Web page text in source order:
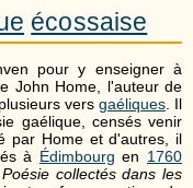
écossaise
pour y enseigner à
John Home, l'auteur de
vers gaéliques . Il
gaélique, censés venir
par Home et d'autres, il
à Édimbourg en 1760
collectés dans les